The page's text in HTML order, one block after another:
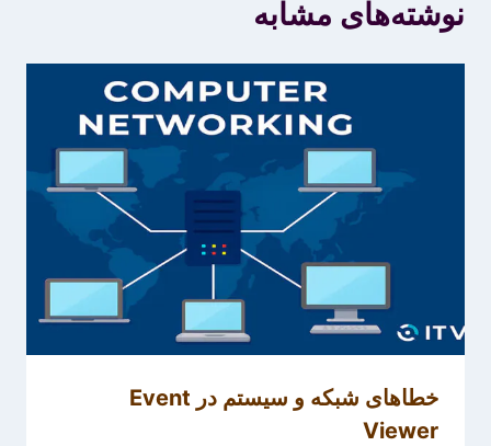
نوشته‌های مشابه
خطاهای شبکه و سیستم در Event
Viewer